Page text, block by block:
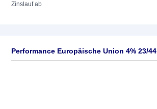
Zinslauf ab
Performance Europäische Union 4% 23/44